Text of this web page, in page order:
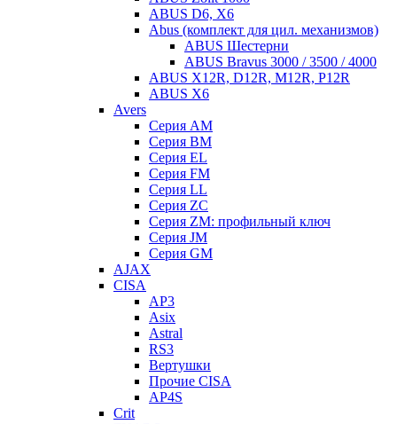
ABUS D6, X6
Abus (комплект для цил. механизмов)
ABUS Шестерни
ABUS Bravus 3000 / 3500 / 4000
ABUS X12R, D12R, M12R, P12R
ABUS X6
Avers
Серия AM
Серия BM
Серия EL
Серия FM
Серия LL
Серия ZC
Серия ZM: профильный ключ
Серия JM
Серия GM
AJAX
CISA
AP3
Asix
Astral
RS3
Вертушки
Прочие CISA
AP4S
Crit